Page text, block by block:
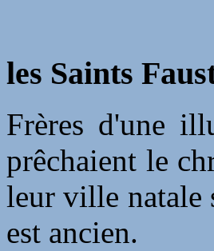
les Saints
Frères d'une
prêchaient le
leur ville natale
est ancien.